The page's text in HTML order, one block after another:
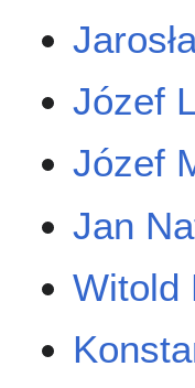
Józef
Józef
Jan
Witold